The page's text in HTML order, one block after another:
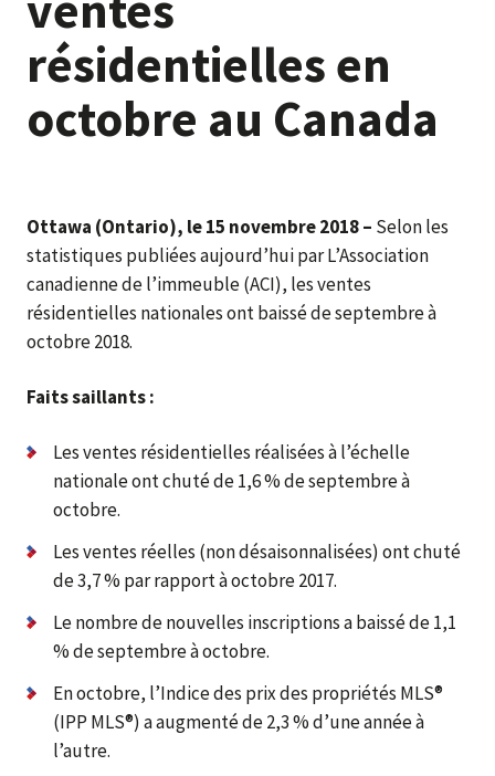
résidentielles en
octobre au Canada
Ottawa (Ontario), le 15 novembre 2018 – Selon les
statistiques publiées aujourd’hui par L’Association
canadienne de l’immeuble (ACI), les ventes
résidentielles nationales ont baissé de septembre à
octobre 2018.
Faits saillants :
Les ventes résidentielles réalisées à l’échelle
nationale ont chuté de 1,6 % de septembre à
octobre.
Les ventes réelles (non désaisonnalisées) ont chuté
de 3,7 % par rapport à octobre 2017.
Le nombre de nouvelles inscriptions a baissé de 1,1
% de septembre à octobre.
En octobre, l’Indice des prix des propriétés MLS®
(IPP MLS®) a augmenté de 2,3 % d’une année à
l’autre.